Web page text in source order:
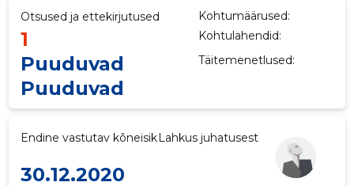
Otsused ja ettekirjutused Kohtumäärused:
1 Kohtulahendid:
Puuduvad Täitemenetlused:
Puuduvad
Endine vastutav kõneisik Lahkus juhatusest
30.12.2020